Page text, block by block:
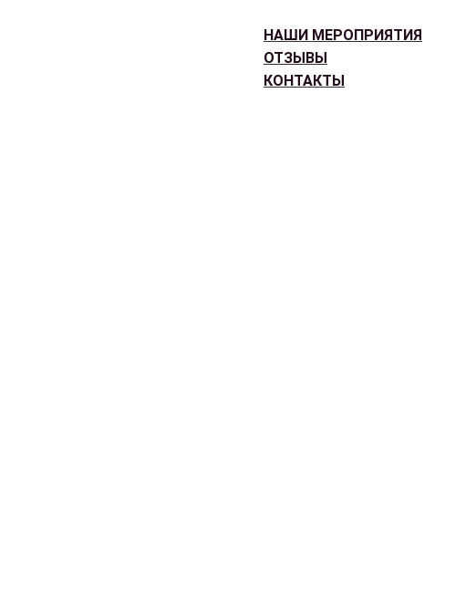
НАШИ МЕРОПРИЯТИЯ
ОТЗЫВЫ
КОНТАКТЫ